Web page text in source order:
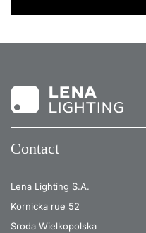
Contact
Lena Lighting S.A.
Kornicka rue 52
Sroda Wielkopolska